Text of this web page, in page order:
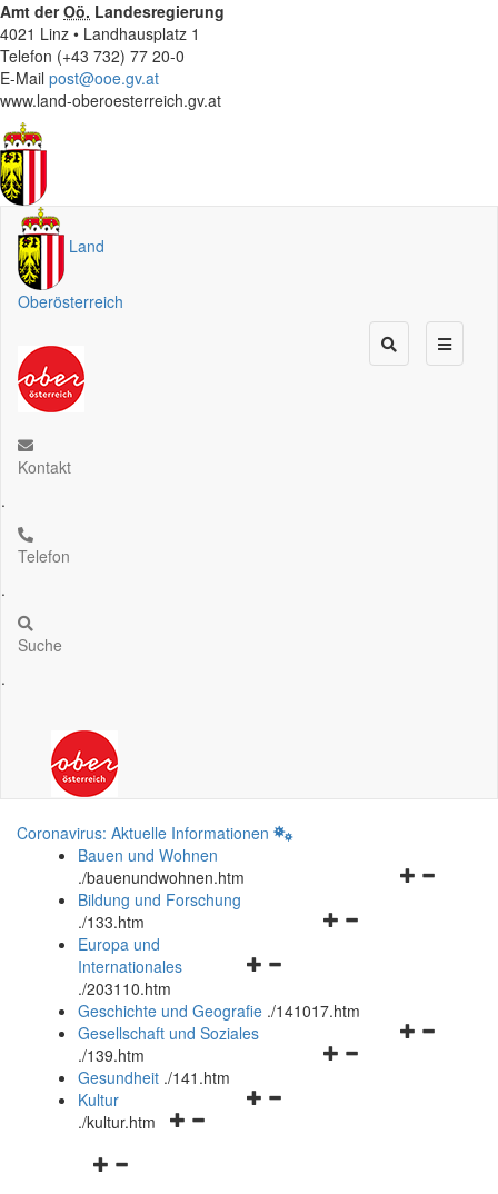
Amt derOö. Landesregierung
4021 Linz • Landhausplatz 1
Telefon (+43 732) 77 20-0
E-Mail post@ooe.gv.at
www.land-oberoesterreich.gv.at
Land
Oberösterreich
Kontakt
.
Telefon
.
Suche
.
Coronavirus: Aktuelle Informationen
Bauen und Wohnen
./bauenundwohnen.htm
Navigationsmenü
Bildung und Forschung
./133.htm
Navigationsmenü
und
schließen
Europa und
Internationales
./203110.htm
Geschichte und Geografie ./141017.htm
Navigationsmenü
Gesellschaft und Soziales
./139.htm
Navigationsmenü
Gesundheit ./141.htm
Navigationsmenü
Kultur
./kultur.htm
Navigationsmenü